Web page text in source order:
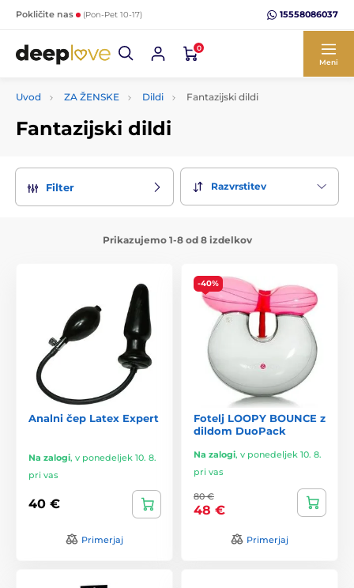
Pokličite nas (Pon-Pet 10-17) 15558086037
0
Meni
Uvod ZA ŽENSKE Dildi Fantazijski dildi
Fantazijski dildi
Filter Razvrstitev
Prikazujemo 1-8 od 8 izdelkov
Analni čep Latex Expert
Na zalogi, v ponedeljek 10. 8.
pri vas
40 €
Primerjaj
-40%
Fotelj LOOPY BOUNCE z
dildom DuoPack
Na zalogi, v ponedeljek 10. 8.
pri vas
80 €
48 €
Primerjaj